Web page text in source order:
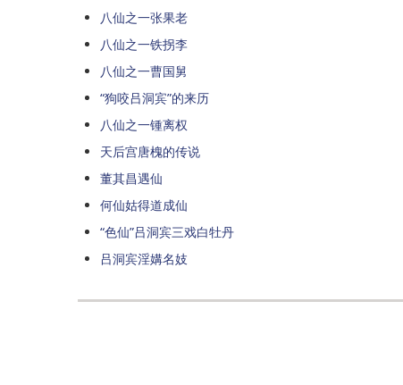
八仙之一张果老
八仙之一铁拐李
八仙之一曹国舅
“狗咬吕洞宾”的来历
八仙之一锺离权
天后宫唐槐的传说
董其昌遇仙
何仙姑得道成仙
“色仙”吕洞宾三戏白牡丹
吕洞宾淫媾名妓